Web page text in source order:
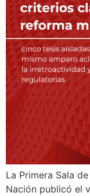
La Primera Sala
Nación publicó el